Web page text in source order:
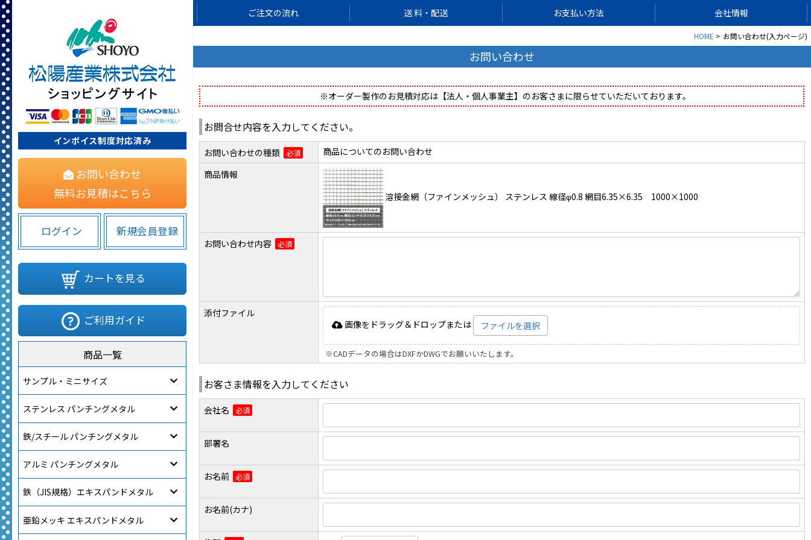
インボイス制度対応済み
お問い合わせ
無料お見積はこちら
ログイン 新規会員登録
カートを見る
ご利用ガイド
商品一覧
サンプル・ミニサイズ
ステンレス パンチングメタル
鉄/スチール パンチングメタル
アルミ パンチングメタル
鉄（JIS規格）エキスパンドメタル
亜鉛メッキ エキスパンドメタル
ご注文の流れ 送 料・配送 お支払い方法 会社情報
HOME お問い合わせ(入力ページ)
お問い合わせ
※オーダー製作のお見積対応は【法人・個人事業主】のお客さまに限らせていただいております。
お問合せ内容を入力してください。
お問い合わせの種類 必須
商品についてのお問い合わせ
商品情報
溶接金網（ファインメッシュ） ステンレス 線径φ0.8 網目6.35×6.35 1000×1000
お問い合わせ内容 必須
添付ファイル
画像をドラッグ＆ドロップまたは
ファイルを選択
※CADデータの場合はDXFかDWGでお願いいたします。
お客さま情報を入力してください
会社名 必須
部署名
お名前 必須
お名前(カナ)